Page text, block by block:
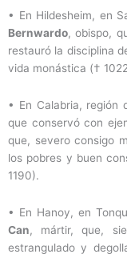
• En Hildesheim, en
Bernwardo, obispo,
restauró la disciplina
vida monástica (†
• En Calabria, región
que conservó con
que, severo consigo
los pobres y buen
1190).
• En Hanoy, en
Can, mártir, que,
estrangulado y